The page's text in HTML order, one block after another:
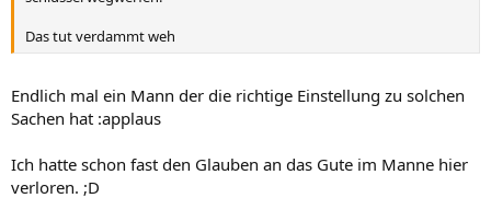
Das tut verdammt weh
Endlich mal ein Mann der die richtige Einstellung zu solchen
Sachen hat :applaus
Ich hatte schon fast den Glauben an das Gute im Manne hier
verloren. ;D